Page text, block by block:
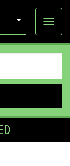
Ava